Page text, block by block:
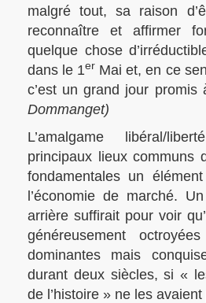
malgré tout, sa raison
reconnaître et affirmer
quelque chose
dans le 1er Mai et, en ce
c’est un grand jour promis
Dommanget)
L’amalgame libéral/
principaux lieux communs
fondamentales un
l’économie de marché.
arrière suffirait pour voir
généreusement
dominantes mais
durant deux siècles, si «
de l’histoire » ne les